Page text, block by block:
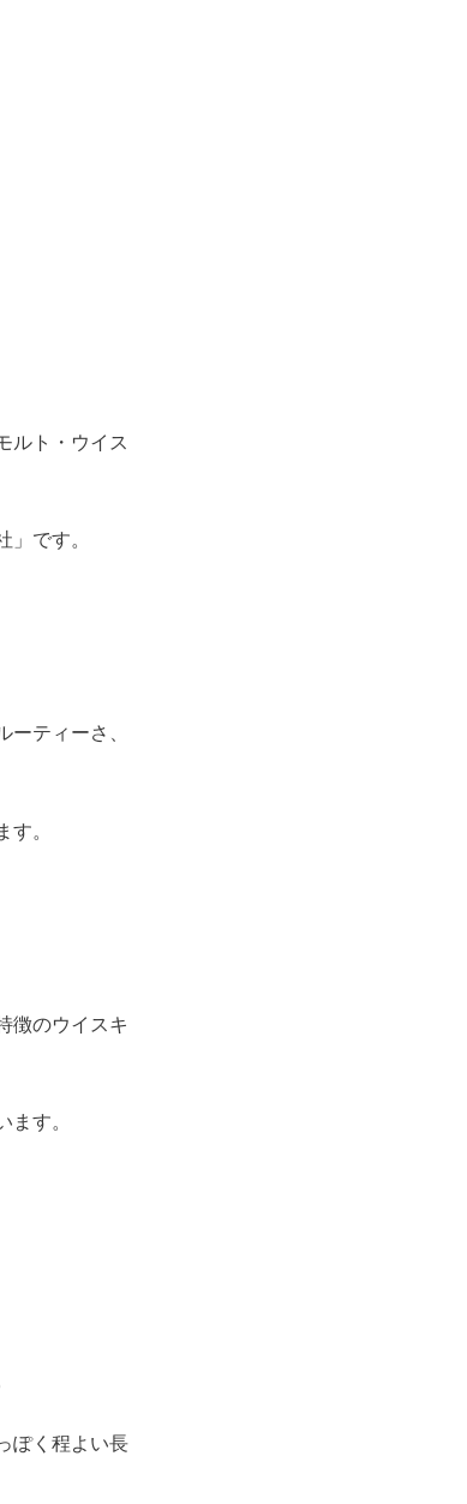
ルト・ウイス
です。
ティーさ、
。
徴のウイスキ
す。
ぽく程よい長